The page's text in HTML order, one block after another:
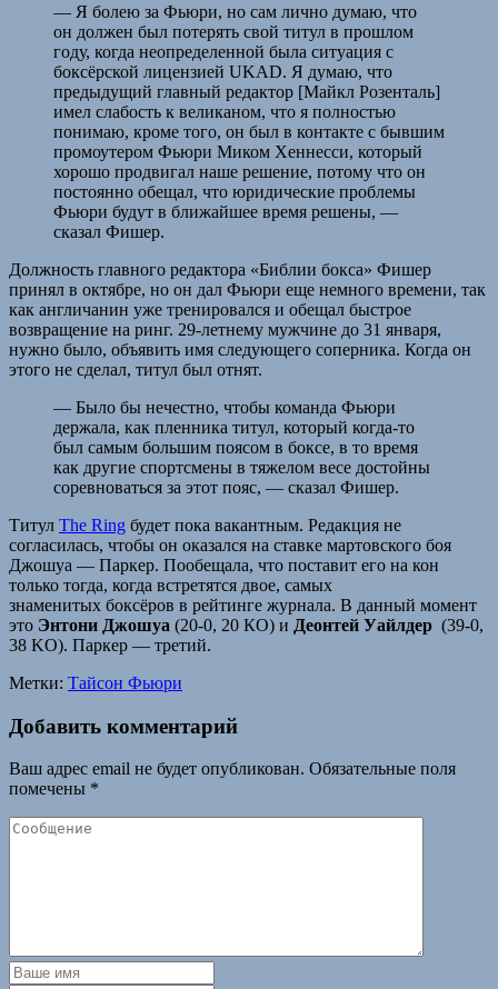
— Я болею за Фьюри, но сам лично думаю, что
он должен был потерять свой титул в прошлом
году, когда неопределенной была ситуация с
боксёрской лицензией UKAD. Я думаю, что
предыдущий главный редактор [Майкл Розенталь]
имел слабость к великаном, что я полностью
понимаю, кроме того, он был в контакте с бывшим
промоутером Фьюри Миком Хеннесси, который
хорошо продвигал наше решение, потому что он
постоянно обещал, что юридические проблемы
Фьюри будут в ближайшее время решены, —
сказал Фишер.
Должность главного редактора «Библии бокса» Фишер
принял в октябре, но он дал Фьюри еще немного времени, так
как англичанин уже тренировался и обещал быстрое
возвращение на ринг. 29-летнему мужчине до 31 января,
нужно было, объявить имя следующего соперника. Когда он
этого не сделал, титул был отнят.
— Было бы нечестно, чтобы команда Фьюри
держала, как пленника титул, который когда-то
был самым большим поясом в боксе, в то время
как другие спортсмены в тяжелом весе достойны
соревноваться за этот пояс, — сказал Фишер.
Титул The Ring будет пока вакантным. Редакция не
согласилась, чтобы он оказался на ставке мартовского боя
Джошуа — Паркер. Пообещала, что поставит его на кон
только тогда, когда встретятся двое, самых
знаменитых боксёров в рейтинге журнала. В данный момент
это Энтони Джошуа (20-0, 20 КО) и Деонтей Уайлдер (39-0,
38 KO). Паркер — третий.
Метки: Тайсон Фьюри
Добавить комментарий
Ваш адрес email не будет опубликован. Обязательные поля
помечены *